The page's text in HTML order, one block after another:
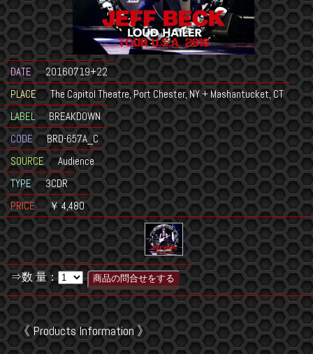
DATE
20160719+22
PLACE
The Capitol Theatre, Port Chester, NY + Mashantucket, CT
LABEL
BREAKDOWN
CODE
BRD-657A_C
SOURCE
Audience
TYPE
3CDR
PRICE
￥ 4,480
⇒数 量：
《 Products Information 》